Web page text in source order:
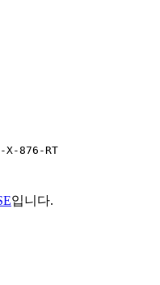
X-876-RT
입니다.